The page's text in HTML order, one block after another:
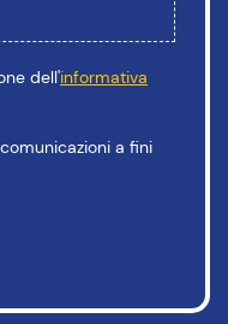
dell'informativa
a fini